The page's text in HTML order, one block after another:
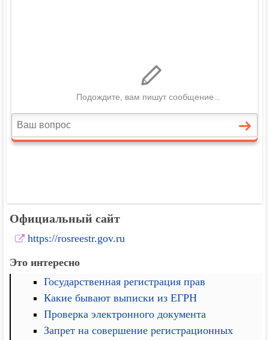
Официальный сайт
https://rosreestr.gov.ru
Это интересно
Государственная регистрация прав
Какие бывают выписки из ЕГРН
Проверка электронного документа
Запрет на совершение регистрационных